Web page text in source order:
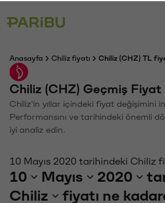
Anasayfa Chiliz fiyatı Chiliz (CHZ) TL
Chiliz (CHZ) Geçmiş Fiyat
Chiliz'in yıllar içindeki fiyat değişimini
Performansını ve tarihindeki önemli
iyi analiz edin.
10 Mayıs 2020 tarihindeki Chiliz
10 Mayıs 2020
Chiliz
fiyatı ne